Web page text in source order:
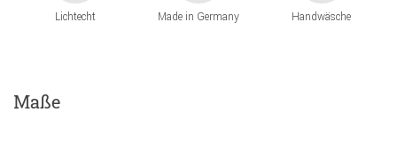
Lichtecht Made in Germany Handwäsche
Maße